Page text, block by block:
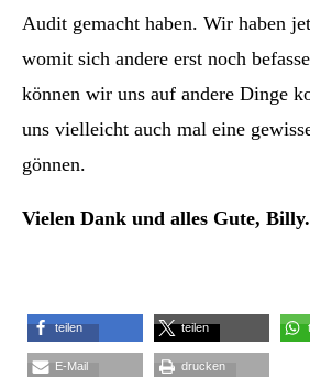
Audit gemacht haben. Wir haben
womit sich andere erst noch
können wir uns auf andere Dinge
uns vielleicht auch mal eine
gönnen.
Vielen Dank und alles Gute, Billy.
teilen teilen
E-Mail drucken